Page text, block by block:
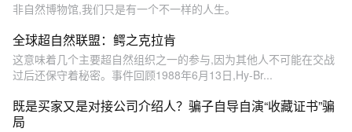
非自然博物馆,我们只是有一个不一样的人生。
全球超自然联盟：鳄之克拉肯
这意味着几个主要超自然组织之一的参与,因为其他人不可能在交战
过后还保守着秘密。事件回顾1988年6月13日,Hy-Br...
既是买家又是对接公司介绍人？骗子自导自演“收藏证书”骗
局